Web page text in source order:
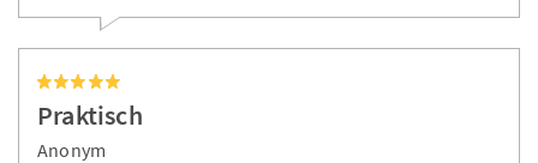
Praktisch
Anonym